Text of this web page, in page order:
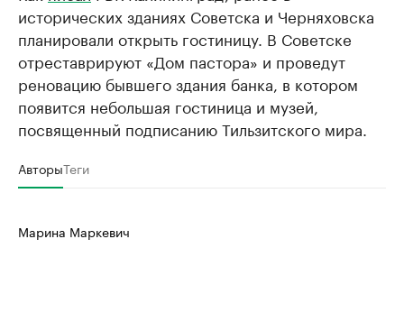
исторических зданиях Советска и Черняховска
планировали открыть гостиницу. В Советске
отреставрируют «Дом пастора» и проведут
реновацию бывшего здания банка, в котором
появится небольшая гостиница и музей,
посвященный подписанию Тильзитского мира.
АвторыТеги
Марина Маркевич